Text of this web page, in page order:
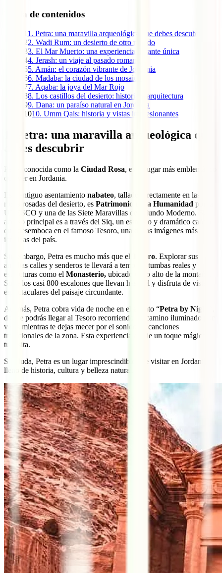
Tabla de contenidos
11. Petra: una maravilla arqueológica que debes descubrir
22. Wadi Rum: un desierto de otro mundo
33. El Mar Muerto: una experiencia flotante única
44. Jerash: un viaje al pasado romano
55. Amán: el corazón vibrante de Jordania
66. Madaba: la ciudad de los mosaicos
77. Aqaba: la joya del Mar Rojo
88. Los castillos del desierto: historia y arquitectura
99. Dana: un paraíso natural en Jordania
1010. Umm Qais: historia y vistas impresionantes
1. Petra: una maravilla arqueológica que
debes descubrir
Petra, conocida como la Ciudad Rosa, es el lugar más emblemático
que ver en Jordania.
Este antiguo asentamiento nabateo, tallado directamente en las
rocas rosadas del desierto, es Patrimonio de la Humanidad por la
UNESCO y una de las Siete Maravillas del Mundo Moderno. Su
acceso principal es a través del Siq, un estrecho y dramático cañón
que desemboca en el famoso Tesoro, una de las imágenes más
icónicas del país.
Sin embargo, Petra es mucho más que el
Tesoro. Explorar sus
amplias calles y senderos te llevará a templos, tumbas reales y
estructuras como el Monasterio, ubicado en lo alto de la montaña.
Sube los casi 800 escalones que llevan hasta él y disfruta de vistas
espectaculares del paisaje circundante.
Además, Petra cobra vida de noche en el evento “Petra by Night
donde podrás llegar al Tesoro recorriendo un camino iluminado por
velas mientras te dejas mecer por el sonido de canciones
tradicionales de la zona. Esta experiencia añade un toque mágico a
tu visita.
Sin duda, Petra es un lugar imprescindible que visitar en Jordania,
lleno de historia, cultura y belleza natural.